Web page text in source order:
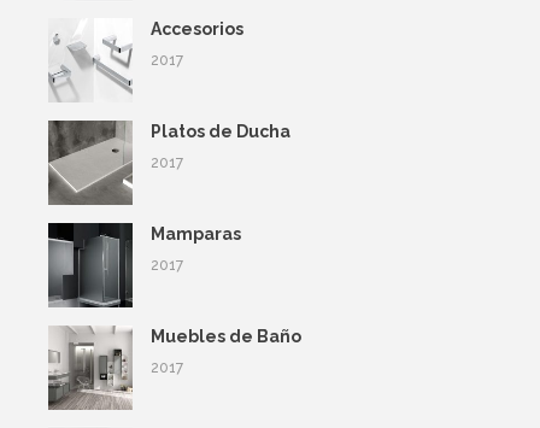
Accesorios
2017
Platos de Ducha
2017
Mamparas
2017
Muebles de Baño
2017